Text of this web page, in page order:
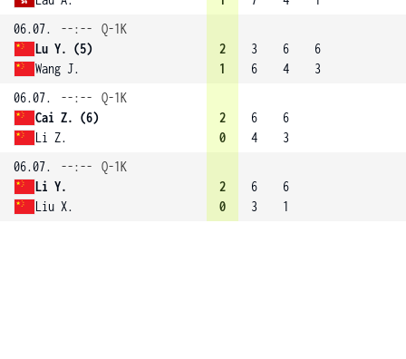
06.07.
--:--
Q-1K
Lu Y. (5)
Wang J.
2
1
3
6
6
4
6
3
06.07.
--:--
Q-1K
Cai Z. (6)
Li Z.
2
0
6
4
6
3
06.07.
--:--
Q-1K
Li Y.
Liu X.
2
0
6
3
6
1